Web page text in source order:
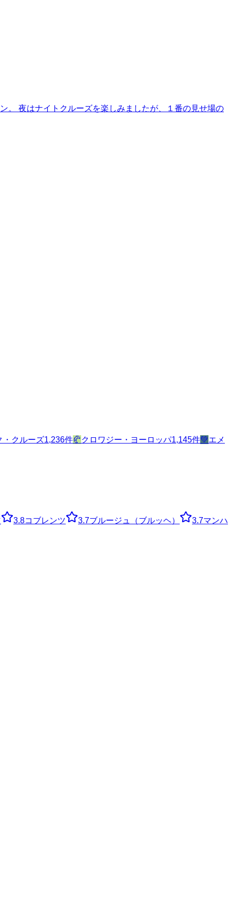
。 夜はナイトクルーズを楽しみましたが、１番の見せ場の
・クルーズ1,236件🥐 クロワジー・ヨーロッパ1,145件💚エメ
3.8コブレンツ 3.7ブルージュ（ブルッヘ） 3.7マンハ